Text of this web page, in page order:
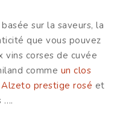
sur la saveurs, la
que vous pouvez
vins corses de cuvée
comme un clos
Alzeto prestige rosé et
….